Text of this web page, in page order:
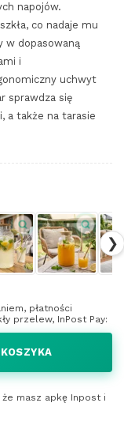
napojów.
co nadaje mu
w dopasowaną
i
uchwyt
sprawdza się
a także na tarasie
❯
płatności
przelew, InPost Pay:
masz apkę Inpost i